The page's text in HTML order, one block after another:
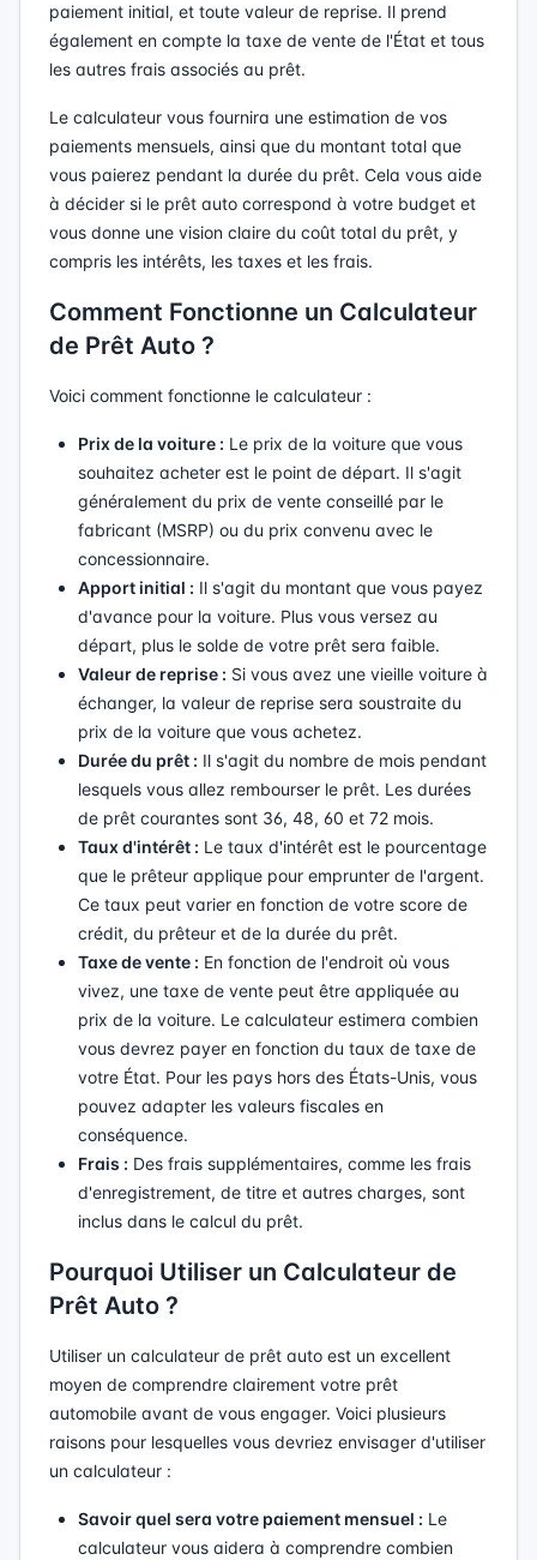
paiement initial, et toute valeur de reprise. Il prend
également en compte la taxe de vente de l'État et tous
les autres frais associés au prêt.
Le calculateur vous fournira une estimation de vos
paiements mensuels, ainsi que du montant total que
vous paierez pendant la durée du prêt. Cela vous aide
à décider si le prêt auto correspond à votre budget et
vous donne une vision claire du coût total du prêt, y
compris les intérêts, les taxes et les frais.
Comment Fonctionne un Calculateur
de Prêt Auto ?
Voici comment fonctionne le calculateur :
Prix de la voiture : Le prix de la voiture que vous
souhaitez acheter est le point de départ. Il s'agit
généralement du prix de vente conseillé par le
fabricant (MSRP) ou du prix convenu avec le
concessionnaire.
Apport initial : Il s'agit du montant que vous payez
d'avance pour la voiture. Plus vous versez au
départ, plus le solde de votre prêt sera faible.
Valeur de reprise : Si vous avez une vieille voiture à
échanger, la valeur de reprise sera soustraite du
prix de la voiture que vous achetez.
Durée du prêt : Il s'agit du nombre de mois pendant
lesquels vous allez rembourser le prêt. Les durées
de prêt courantes sont 36, 48, 60 et 72 mois.
Taux d'intérêt : Le taux d'intérêt est le pourcentage
que le prêteur applique pour emprunter de l'argent.
Ce taux peut varier en fonction de votre score de
crédit, du prêteur et de la durée du prêt.
Taxe de vente : En fonction de l'endroit où vous
vivez, une taxe de vente peut être appliquée au
prix de la voiture. Le calculateur estimera combien
vous devrez payer en fonction du taux de taxe de
votre État. Pour les pays hors des États-Unis, vous
pouvez adapter les valeurs fiscales en
conséquence.
Frais : Des frais supplémentaires, comme les frais
d'enregistrement, de titre et autres charges, sont
inclus dans le calcul du prêt.
Pourquoi Utiliser un Calculateur de
Prêt Auto ?
Utiliser un calculateur de prêt auto est un excellent
moyen de comprendre clairement votre prêt
automobile avant de vous engager. Voici plusieurs
raisons pour lesquelles vous devriez envisager d'utiliser
un calculateur :
Savoir quel sera votre paiement mensuel : Le
calculateur vous aidera à comprendre combien